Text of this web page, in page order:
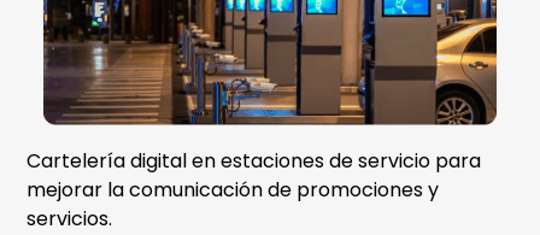
Cartelería digital en estaciones de servicio para
mejorar la comunicación de promociones y
servicios.